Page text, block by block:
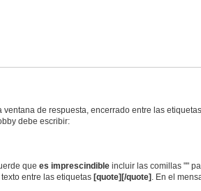
de respuesta, encerrado entre las etiquetas
debe escribir:
que es imprescindible incluir las comillas ""
entre las etiquetas [quote][/quote] . En el